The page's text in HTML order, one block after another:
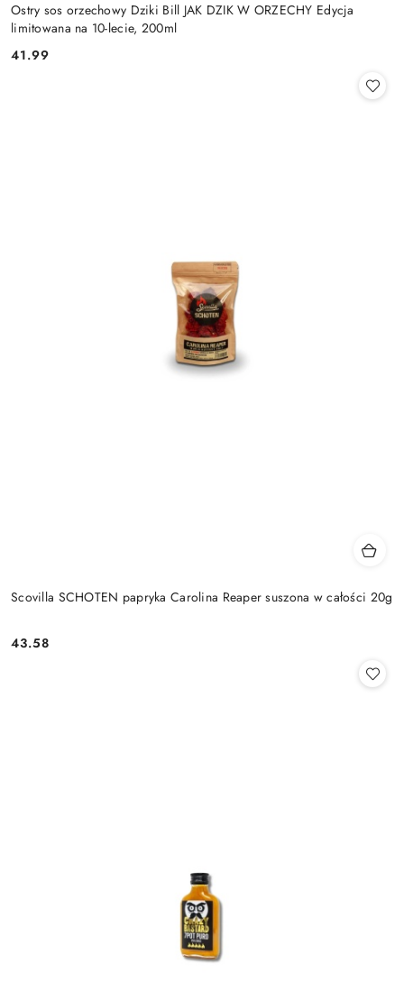
Ostry sos orzechowy Dziki Bill JAK DZIK W ORZECHY Edycja
limitowana na 10-lecie, 200ml
Cena:
41.99
Scovilla SCHOTEN papryka Carolina Reaper suszona w całości 20g
Cena:
43.58